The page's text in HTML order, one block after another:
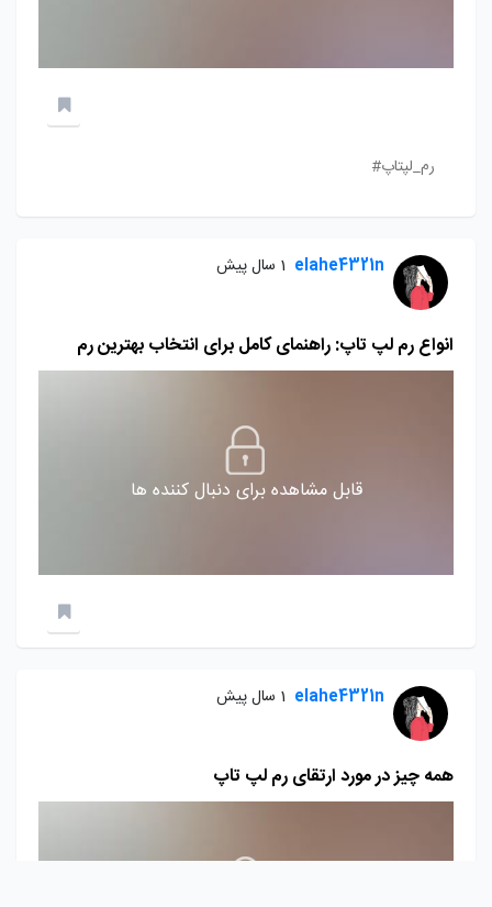
رم_لپتاپ#
elahe4321n 1 سال پیش
انواع رم لپ تاپ: راهنمای کامل برای انتخاب بهترین رم
قابل مشاهده برای دنبال کننده ها
elahe4321n 1 سال پیش
همه چیز در مورد ارتقای رم لپ تاپ